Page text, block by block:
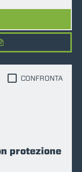
protezione
CONFRONTA